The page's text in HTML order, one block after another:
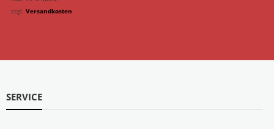
zzgl. Versandkosten
SERVICE